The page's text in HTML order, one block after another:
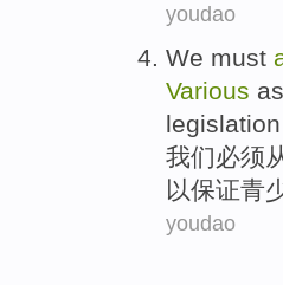
youdao
We must
Various
legislation
我们必须
以保证青
youdao